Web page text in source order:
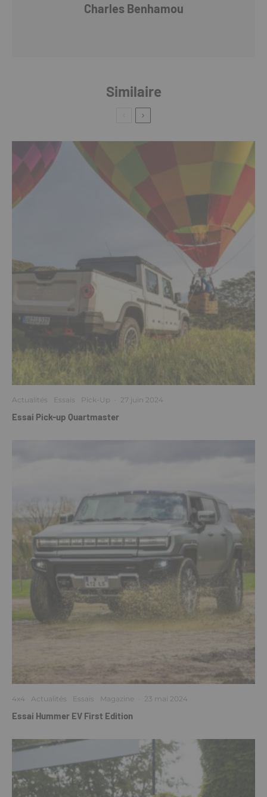
Charles Benhamou
Similaire
Actualités Essais Pick-Up · 27 juin 2024
Essai Pick-up Quartmaster
4x4 Actualités Essais Magazine · 23 mai 2024
Essai Hummer EV First Edition